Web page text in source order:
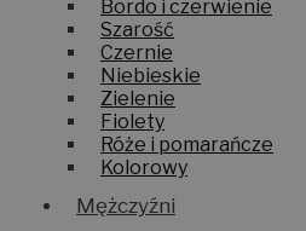
Bordo i czerwienie
Szarość
Czernie
Niebieskie
Zielenie
Fiolety
Róże i pomarańcze
Kolorowy
Mężczyźni